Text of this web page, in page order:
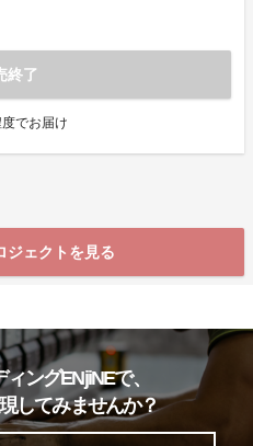
終了
でお届け
ジェクトを見る
ングENjiNEで、
してみませんか？